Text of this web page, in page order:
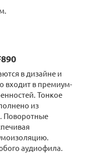
в дизайне и
входит в премиум-
Тонкое
из
Поворотные
аудиофила.